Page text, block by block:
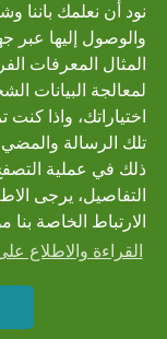
نود أن نعلمك باننا
والوصول إليها
المثال المعرفات
لمعالجة البيانات
اختياراتك، واذا
تلك الرسالة
ذلك في عملية
التفاصيل، يرجى
الارتباط الخاصة بنا
القراءة والاطلاع
لكم الشكر مسبقا.
اضف رد